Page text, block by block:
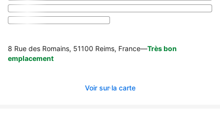
8 Rue des Romains, 51100 Reims, France—Très bon
emplacement
Voir sur la carte